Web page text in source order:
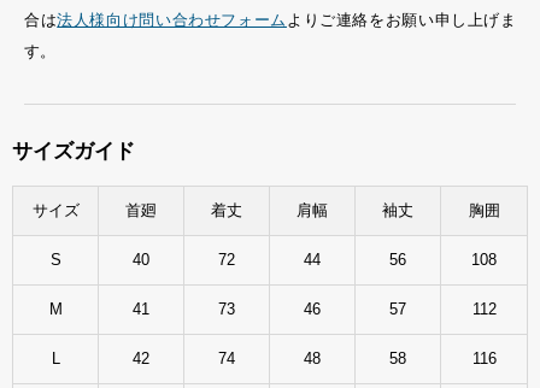
合は法人様向け問い合わせフォーム よりご連絡をお願い申し上げま
す。
サイズガイド
サイズ 首廻 着丈 肩幅 袖丈 胸囲
S 40 72 44 56 108
M 41 73 46 57 112
42 74 48 58 116